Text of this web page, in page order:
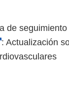
de
External
Link
: Actualización